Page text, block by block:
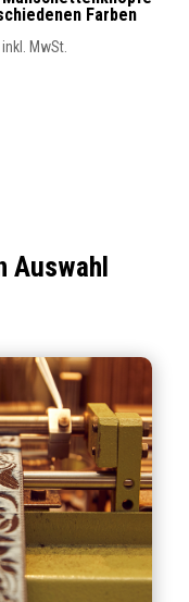
Farben
inkl. MwSt.
Auswahl